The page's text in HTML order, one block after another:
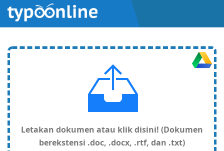
Letakan dokumen atau klik disini! (Dokumen
berekstensi .doc, .docx, .rtf, dan .txt)